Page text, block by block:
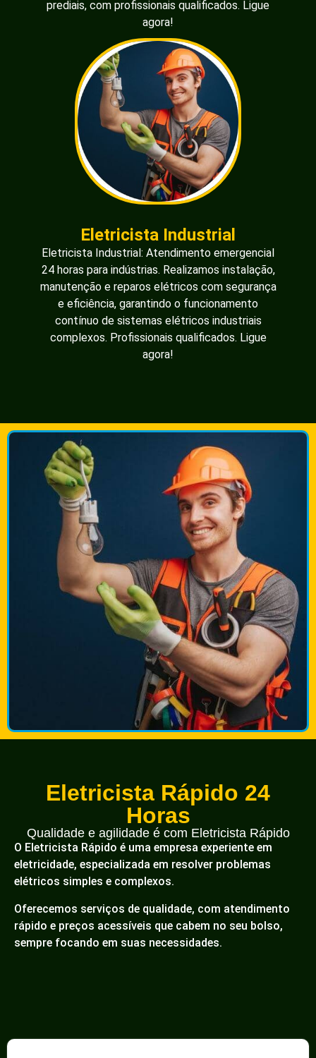
prediais, com profissionais qualificados. Ligue
agora!
Eletricista Industrial
Eletricista Industrial: Atendimento emergencial
24 horas para indústrias. Realizamos instalação,
manutenção e reparos elétricos com segurança
e eficiência, garantindo o funcionamento
contínuo de sistemas elétricos industriais
complexos. Profissionais qualificados. Ligue
agora!
Eletricista Rápido 24
Horas
Qualidade e agilidade é com Eletricista Rápido
O Eletricista Rápido é uma empresa experiente em
eletricidade, especializada em resolver problemas
elétricos simples e complexos.
Oferecemos serviços de qualidade, com atendimento
rápido e preços acessíveis que cabem no seu bolso,
sempre focando em suas necessidades.